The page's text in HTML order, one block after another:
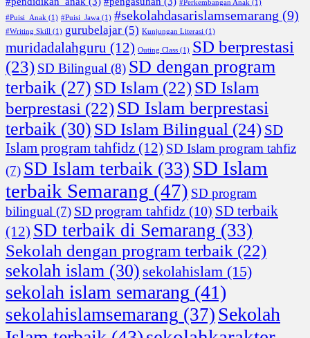
#Perkembangan Anak (1)
#Puisi_Anak (1) #Puisi_Jawa (1) #sekolahdasarislamsemarang (9)
#Writing Skill (1) gurubelajar (5) Kunjungan Literasi (1)
muridadalahguru (12) Outing Class (1) SD berprestasi
(23) SD Bilingual (8) SD dengan program
terbaik (27) SD Islam (22)SD Islam
berprestasi (22)SD Islam berprestasi
terbaik (30) SD Islam Bilingual (24) SD
Islam program tahfidz (12) SD Islam program tahfiz
(7) SD Islam terbaik (33) SD Islam
terbaik Semarang (47) SD program
bilingual (7) SD program tahfidz (10) SD terbaik
(12) SD terbaik di Semarang (33)
Sekolah dengan program terbaik (22)
sekolah islam (30) sekolahislam (15)
sekolah islam semarang (41)
sekolahislamsemarang (37) Sekolah